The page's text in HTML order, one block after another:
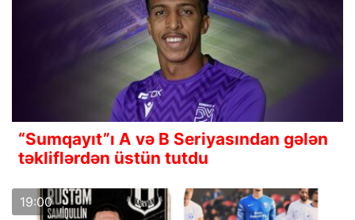
“Sumqayıt”ı A və B Seriyasından gələn
təkliflərdən üstün tutdu
19:00